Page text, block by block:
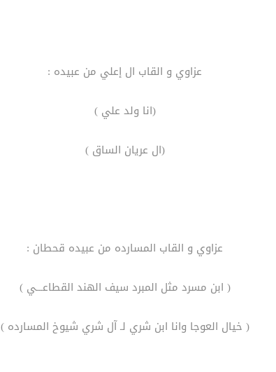
عزاوي و القاب ال إعلي من عبيده :
(انا ولد علي )
(ال عريان الساق )
عزاوي و القاب المسارده من عبيده قحطان :
( ابن مسرد مثل المبرد سيف الهند القطاعـــي )
( خيال العوجا وانا ابن شري لـ آل شري شيوخ المسارده )